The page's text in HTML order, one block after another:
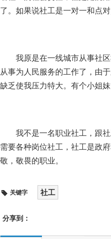
了。如果说社工是一对一和点
我原是在一线城市从事社
从事为人民服务的工作了，由
缺乏使我压力特大。有个小姐
我不是一名职业社工，跟
需要各种岗位社工，社工是政
敬，敬畏的职业。
关键字 社工
分享到：